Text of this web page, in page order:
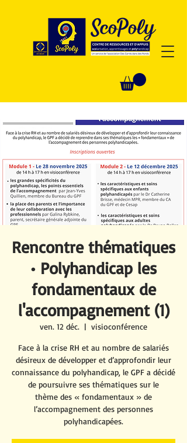
Rencontre thématiques
• Polyhandicap les
fondamentaux de
l'accompagnement (1)
ven. 12 déc.
  |
visioconférence
Face à la crise RH et au nombre de salariés
désireux de développer et d’approfondir leur
connaissance du polyhandicap, le GPF a décidé
de poursuivre ses thématiques sur le
thème des « fondamentaux » de
l’accompagnement des personnes
polyhandicapées.